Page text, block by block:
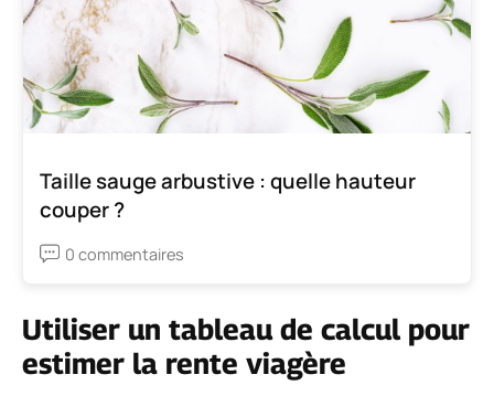
Taille sauge arbustive : quelle hauteur
couper ?
0 commentaires
Utiliser un tableau de calcul pour
estimer la rente viagère